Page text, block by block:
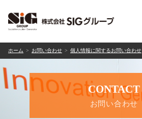
ホーム お問い合わせ 個人情報に関するお問い合わせ
CONTACT
お問い合わせ